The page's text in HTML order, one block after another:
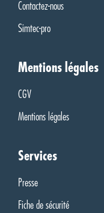
Contactez-nous
Simtec-pro
Mentions légales
CGV
Mentions légales
Services
Presse
Fiche de sécurité